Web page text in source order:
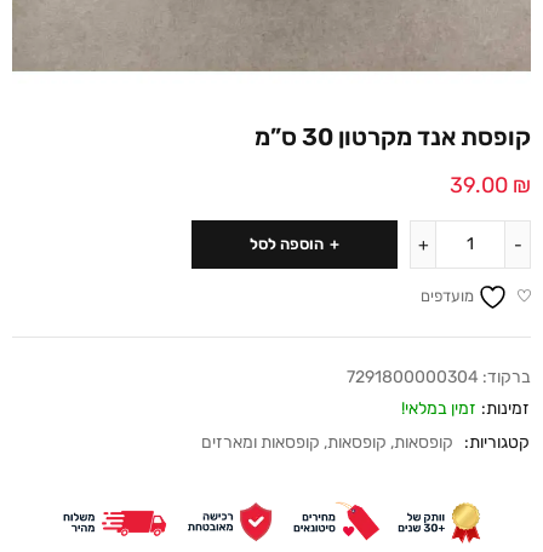
קופסת אנד מקרטון 30 ס”מ
39.00 ₪
הוספה לסל
מועדפים
ברקוד: 7291800000304
זמינות: זמין במלאי!
קטגוריות:
קופסאות, קופסאות, קופסאות ומארזים